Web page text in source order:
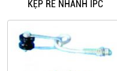
KẸP RẼ NHÁNH IPC